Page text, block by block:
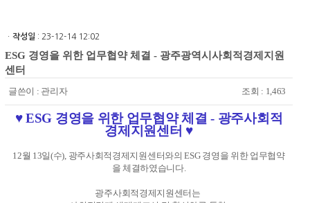
ㆍ 작성일 : 23-12-14 12:02
ESG 경영을 위한 업무협약 체결 - 광주광역시사회적경제지원
센터
글쓴이 : 관리자 조회 : 1,463
♥ ESG 경영을 위한 업무협약 체결 - 광주사회적
경제지원센터 ♥​​
12월 13일(수), 광주사회적경제지원센터와의 ESG 경영을 위한 업무협약
을 체결하였습니다.
광주사회적경제지원센터는